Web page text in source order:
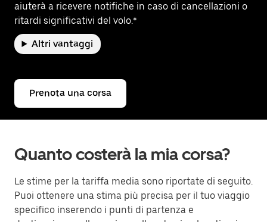
aiuterà a ricevere notifiche in caso di cancellazioni o
ritardi significativi del volo.*
Altri vantaggi
Prenota una corsa
Quanto costerà la mia corsa?
Le stime per la tariffa media sono riportate di seguito.
Puoi ottenere una stima più precisa per il tuo viaggio
specifico inserendo i punti di partenza e